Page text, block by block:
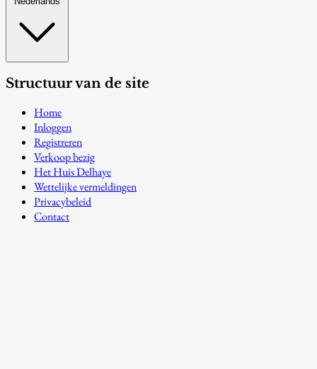
Structuur van de site
Home
Inloggen
Registreren
Verkoop bezig
Het Huis Delhaye
Wettelijke vermeldingen
Privacybeleid
Contact